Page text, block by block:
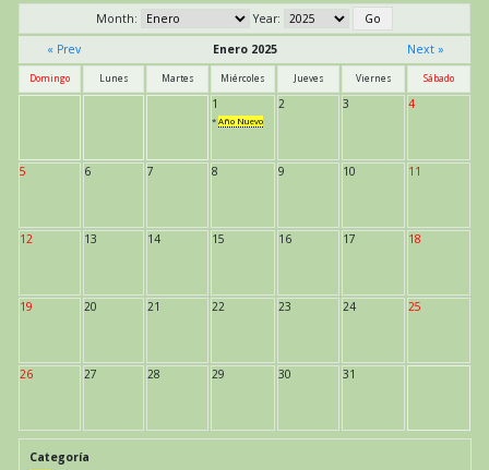
Month:
Year:
« Prev
Enero 2025 Next »
Domingo Lunes Martes Miércoles Jueves Viernes Sábado
1
* Año Nuevo
2 3 4
5 6 7 8 9 10 11
12 13 14 15 16 17 18
19 20 21 22 23 24 25
26 27 28 29 30 31
Categoría